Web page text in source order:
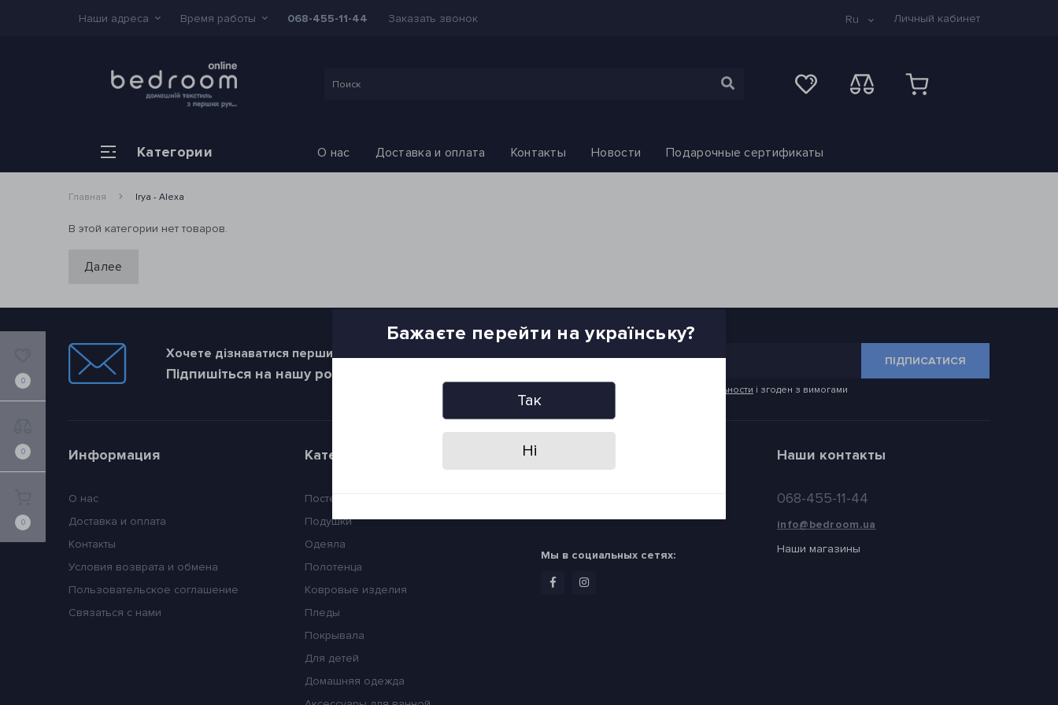
0
0
0
Наши адреса Время работы 068-455-11-44 Заказать звонок Ru Личный кабинет
Категории О нас Доставка и оплата Контакты Новости Подарочные сертификаты
Главная Irya - Alexa
В этой категории нет товаров.
Далее
Хочете дізнаватися першим про акції і знижки?
Підпишіться на нашу розсилку
ПІДПИСАТИСЯ
Политика конфиденциальности і згоден з вимогами
Информация
О нас
Доставка и оплата
Контакты
Условия возврата и обмена
Пользовательское соглашение
Связаться с нами
Категории
Постельное белье
Подушки
Одеяла
Полотенца
Ковровые изделия
Пледы
Покрывала
Для детей
Домашняя одежда
Мы в социальных сетях:
Наши контакты
068-455-11-44
info@bedroom.ua
Наши магазины
Бажаєте перейти на українську?
Так
Ні